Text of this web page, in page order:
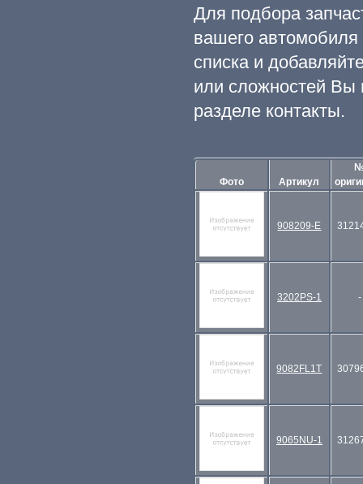
Для подбора
вашего автомобиля
списка и
или сложностей Вы
разделе контакты.
Фото Артикул
908209-E
3202PS-1 -
9082FL1T
9065NU-1